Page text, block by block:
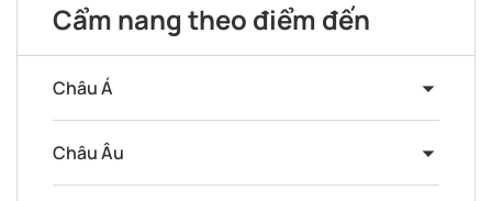
Cẩm nang theo điểm đến
Châu Á
Châu Âu